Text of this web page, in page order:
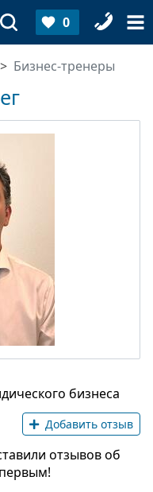
0
Бизнес-тренеры
бизнеса
Добавить отзыв
отзывов об